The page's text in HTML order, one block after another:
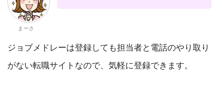
まーさ
ジョブメドレーは登録しても担当者と電話のやり取り
がない転職サイトなので、気軽に登録できます。